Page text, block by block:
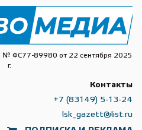
№ ФС77-89980 от 22 сентября 2025
г.
Контакты
+7 (83149) 5-13-24
lsk_gazett@list.ru